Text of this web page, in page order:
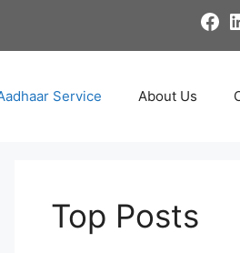
Service About Us
Top Posts